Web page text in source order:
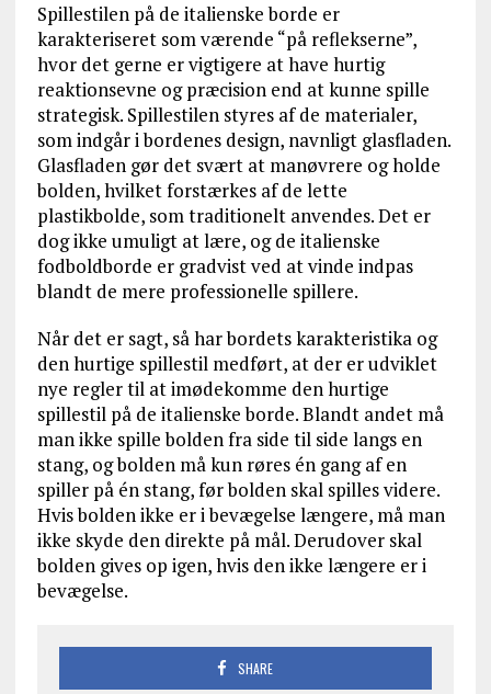
Spillestilen på de italienske borde er
karakteriseret som værende “på reflekserne”,
hvor det gerne er vigtigere at have hurtig
reaktionsevne og præcision end at kunne spille
strategisk. Spillestilen styres af de materialer,
som indgår i bordenes design, navnligt glasfladen.
Glasfladen gør det svært at manøvrere og holde
bolden, hvilket forstærkes af de lette
plastikbolde, som traditionelt anvendes. Det er
dog ikke umuligt at lære, og de italienske
fodboldborde er gradvist ved at vinde indpas
blandt de mere professionelle spillere.
Når det er sagt, så har bordets karakteristika og
den hurtige spillestil medført, at der er udviklet
nye regler til at imødekomme den hurtige
spillestil på de italienske borde. Blandt andet må
man ikke spille bolden fra side til side langs en
stang, og bolden må kun røres én gang af en
spiller på én stang, før bolden skal spilles videre.
Hvis bolden ikke er i bevægelse længere, må man
ikke skyde den direkte på mål. Derudover skal
bolden gives op igen, hvis den ikke længere er i
bevægelse.
SHARE